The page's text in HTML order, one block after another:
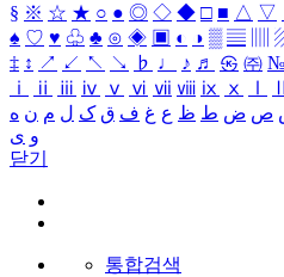
§ ※ ☆ ★ ○ ● ◎ ◇ ◆ □ ■ △ ▽
♠ ♡ ♥ ♧ ♣ ⊙ ◈ ▣ ◐ ◑ ▒ ▤
‡ ↕ ↗ ↙ ↖ ↘ ♭ ♩ ♪ ♬ ㉿ ㈜ №
ⅰ
ⅱ ⅲ ⅳ ⅴ ⅵ ⅶ ⅷ ⅸ ⅹ
ص ض ط ظ ع غ ف ق ک ل م ن ه
و ی
닫기
통합검색